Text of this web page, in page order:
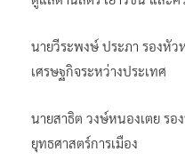
นายวีระพงษ์ ประภา รองหั
เศรษฐกิจระหว่างประเทศ
นายสาธิต วงษ์หนองเตย ร
ยุทธศาสตร์การเมือง